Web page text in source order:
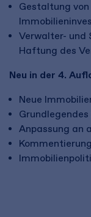
Gestaltung
Verwalter- und
Haftung des
Neu in der 4.
Neue
Anpassung an